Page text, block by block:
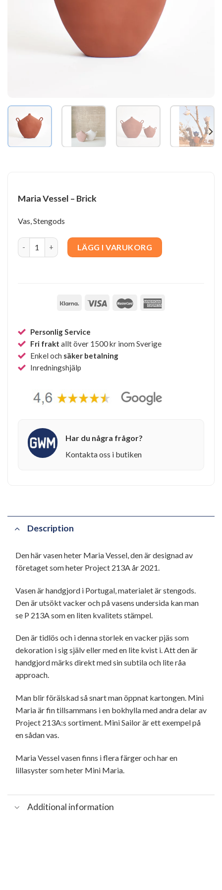
Maria Vessel – Brick
Vas, Stengods
Maria Vessel - Brick quantityLÄGG I VARUKORG
Personlig Service
Fri frakt allt över 1500 kr inom Sverige
Enkel och säker betalning
Inredningshjälp
Har du några frågor?
Kontakta oss i butiken
Description
Den här vasen heter Maria Vessel, den är designad av
företaget som heter Project 213A år 2021.
Vasen är handgjord i Portugal, materialet är stengods.
Den är utsökt vacker och på vasens undersida kan man
se P 213A som en liten kvalitets stämpel.
Den är tidlös och i denna storlek en vacker pjäs som
dekoration i sig själv eller med en lite kvist i. Att den är
handgjord märks direkt med sin subtila och lite råa
approach.
Man blir förälskad så snart man öppnat kartongen. Mini
Maria är fin tillsammans i en bokhylla med andra delar av
Project 213A:s sortiment. Mini Sailor är ett exempel på
en sådan vas.
Maria Vessel vasen finns i flera färger och har en
lillasyster som heter Mini Maria.
Additional information